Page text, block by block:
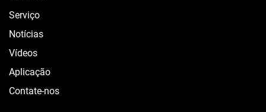
Serviço
Notícias
Vídeos
Aplicação
Contate-nos